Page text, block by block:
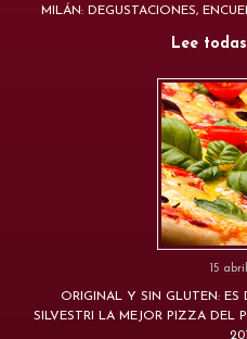
MILÁN: DEGUSTACIONES,
Lee
15
ORIGINAL Y SIN GLUTEN: ES
SILVESTRI LA MEJOR PIZZA DEL